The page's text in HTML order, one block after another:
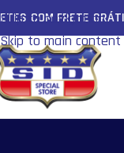
Skip to navigation
Skip to main content
FRETE